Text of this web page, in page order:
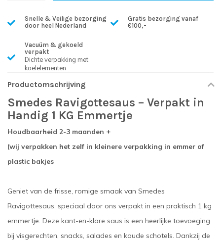
Snelle & Veilige bezorging
door heel Nederland
Gratis bezorging vanaf
€100,-
Vacuüm & gekoeld
verpakt
Dichte verpakking met
koelelementen
Productomschrijving
Smedes Ravigottesaus – Verpakt in
Handig 1 KG Emmertje
Houdbaarheid 2-3 maanden +
(wij verpakken het zelf in kleinere verpakking in emmer of
plastic bakjes
Geniet van de frisse, romige smaak van Smedes
Ravigottesaus, speciaal door ons verpakt in een praktisch 1 kg
emmertje. Deze kant-en-klare saus is een heerlijke toevoeging
bij visgerechten, snacks, salades en koude schotels. Dankzij de